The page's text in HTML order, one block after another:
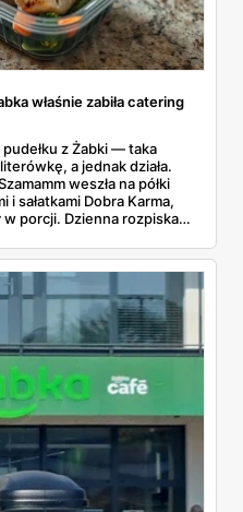
właśnie zabiła catering
pudełku z Żabki — taka
a jednak działa.
weszła na półki
i sałatkami Dobra Karma,
porcji. Dzienna rozpiska
od 60. Liczby same
z rogu ulicy kontra